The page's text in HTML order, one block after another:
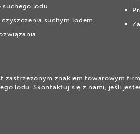
suchego lodu
suchym lodem
zastrzeżonym znakiem towarowym
lodu. Skontaktuj się z nami, jeśli